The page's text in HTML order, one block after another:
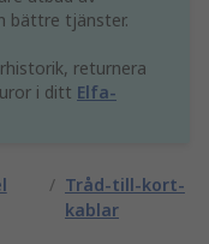
bättre tjänster.
returnera
i ditt Elfa-
/ Tråd-till-kort-
kablar